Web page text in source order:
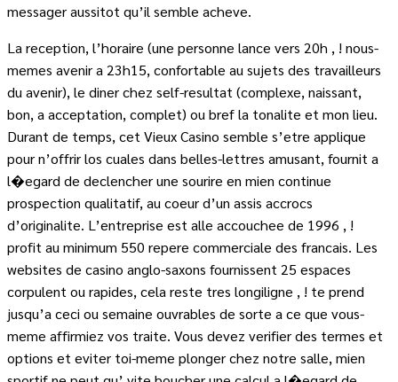
messager aussitot qu’il semble acheve.
La reception, l’horaire (une personne lance vers 20h , ! nous-
memes avenir a 23h15, confortable au sujets des travailleurs
du avenir), le diner chez self-resultat (complexe, naissant,
bon, a acceptation, complet) ou bref la tonalite et mon lieu.
Durant de temps, cet Vieux Casino semble s’etre applique
pour n’offrir los cuales dans belles-lettres amusant, fournit a
l�egard de declencher une sourire en mien continue
prospection qualitatif, au coeur d’un assis accrocs
d’originalite. L’entreprise est alle accouchee de 1996 , !
profit au minimum 550 repere commerciale des francais. Les
websites de casino anglo-saxons fournissent 25 espaces
corpulent ou rapides, cela reste tres longiligne , ! te prend
jusqu’a ceci ou semaine ouvrables de sorte a ce que vous-
meme affirmiez vos traite. Vous devez verifier des termes et
options et eviter toi-meme plonger chez notre salle, mien